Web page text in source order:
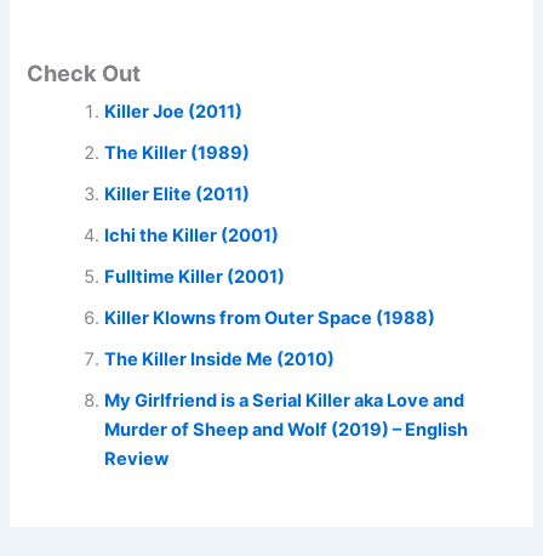
Check Out
Killer Joe (2011)
The Killer (1989)
Killer Elite (2011)
Ichi the Killer (2001)
Fulltime Killer (2001)
Killer Klowns from Outer Space (1988)
The Killer Inside Me (2010)
My Girlfriend is a Serial Killer aka Love and
Murder of Sheep and Wolf (2019) – English
Review